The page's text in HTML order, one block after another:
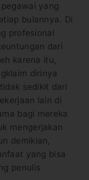
yang
bulannya. Di
profesional
dari
karena itu,
dirinya
sedikit dari
lain di
bagi mereka
mengerjakan
demikian,
yang bisa
penulis